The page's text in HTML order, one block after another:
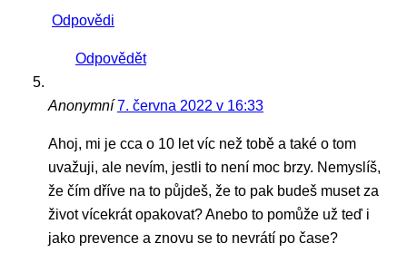
Odpovědi
Odpovědět
Anonymní 7. června 2022 v 16:33
Ahoj, mi je cca o 10 let víc než tobě a také o tom
uvažuji, ale nevím, jestli to není moc brzy. Nemyslíš,
že čím dříve na to půjdeš, že to pak budeš muset za
život vícekrát opakovat? Anebo to pomůže už teď i
jako prevence a znovu se to nevrátí po čase?